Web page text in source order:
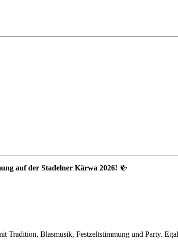
auf der Stadelner Kärwa 2026! 🍻
Tradition, Blasmusik, Festzeltstimmung und Party.